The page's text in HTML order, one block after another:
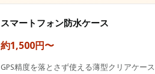
スマートフォン防水ケース
約1,500円〜
GPS精度を落とさず使える薄型クリアケース